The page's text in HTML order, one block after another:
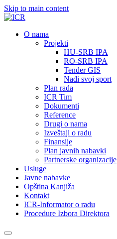
Skip to main content
О nama
Projekti
HU-SRB IPA
RO-SRB IPA
Tender GIS
Nađi svoj sport
Plan rada
ICR Tim
Dokumenti
Reference
Drugi o nama
Izveštaji o radu
Finansije
Plan javnih nabavki
Partnerske organizacije
Usluge
Javne nabavke
Opština Kanjiža
Kontakt
ICR-Informator o radu
Procedure Izbora Direktora